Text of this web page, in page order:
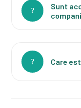
Sunt
Care